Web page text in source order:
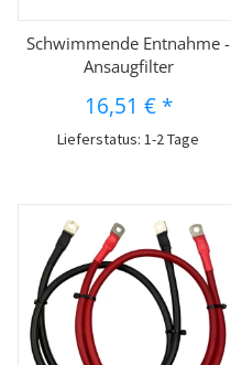
Schwimmende Entnahme -
Ansaugfilter
16,51 € *
Lieferstatus: 1-2 Tage